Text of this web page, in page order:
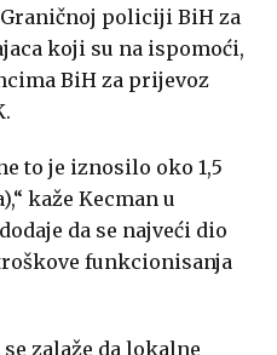
policiji BiH za
koji su na ispomoći,
BiH za prijevoz
to je iznosilo oko 1,5
kaže Kecman u
da se najveći dio
funkcionisanja
zalaže da lokalne